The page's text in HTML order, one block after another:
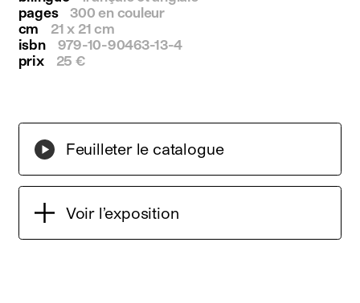
pages
300 en couleur
cm
21 x 21 cm
isbn
979-10-90463-13-4
prix
25 €
Feuilleter le catalogue
Voir l’exposition